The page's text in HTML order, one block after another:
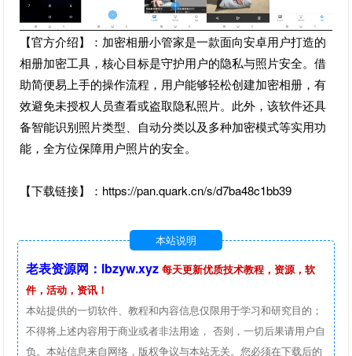
【官方介绍】：加密相册小管家是一款面向安卓用户打造的
相册加密工具，核心目标是守护用户的隐私与照片安全。借
助简便易上手的操作流程，用户能够轻松创建加密相册，有
效避免未授权人员查看或盗取隐私照片。此外，该软件还具
备智能识别照片类型、自动分类以及多种加密模式等实用功
能，全方位保障用户照片的安全。
【下载链接】：https://pan.quark.cn/s/d7ba48c1bb39
本站说明
老表资源网：lbzyw.xyz 每天更新优质技术教程，资源，软
件，活动，资讯！
本站提供的一切软件、教程和内容信息仅限用于学习和研究目的；
不得将上述内容用于商业或者非法用途， 否则，一切后果请用户自
负。本站信息来自网络，版权争议与本站无关。您必须在下载后的